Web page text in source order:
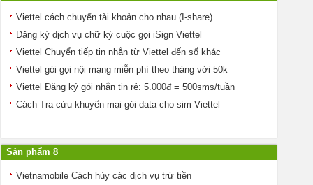
Viettel cách chuyển tài khoản cho nhau (I-share)
Đăng ký dịch vụ chữ ký cuộc gọi iSign Viettel
Viettel Chuyển tiếp tin nhắn từ Viettel đến số khác
Viettel gói gọi nội mạng miễn phí theo tháng với 50k
Viettel Đăng ký gói nhắn tin rẻ: 5.000đ = 500sms/tuần
Cách Tra cứu khuyến mại gói data cho sim Viettel
Sản phẩm 8
Vietnamobile Cách hủy các dịch vụ trừ tiền